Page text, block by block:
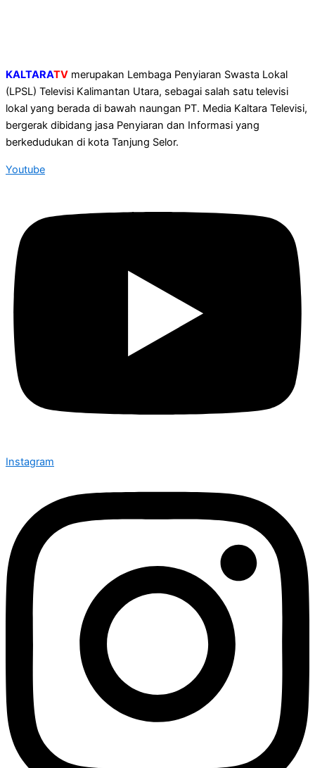
KALTARATV merupakan Lembaga Penyiaran Swasta Lokal
(LPSL) Televisi Kalimantan Utara, sebagai salah satu televisi
lokal yang berada di bawah naungan PT. Media Kaltara Televisi,
bergerak dibidang jasa Penyiaran dan Informasi yang
berkedudukan di kota Tanjung Selor.
Youtube
Instagram